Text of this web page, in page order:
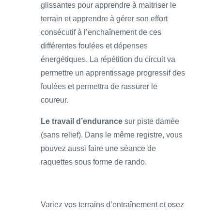
glissantes pour apprendre à maitriser le
terrain et apprendre à gérer son effort
consécutif à l’enchaînement de ces
différentes foulées et dépenses
énergétiques. La répétition du circuit va
permettre un apprentissage progressif des
foulées et permettra de rassurer le
coureur.
Le travail d’endurance sur piste damée
(sans relief). Dans le même registre, vous
pouvez aussi faire une séance de
raquettes sous forme de rando.
Variez vos terrains d’entraînement et osez